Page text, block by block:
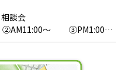
談会
～ ③PM1:00
⑤PM3:00～